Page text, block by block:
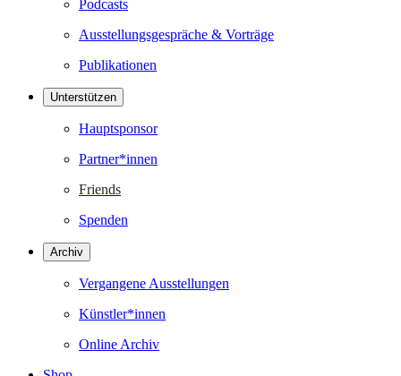
Podcasts
Ausstellungsgespräche & Vorträge
Publikationen
Unterstützen
Hauptsponsor
Partner*innen
Friends
Spenden
Archiv
Vergangene Ausstellungen
Künstler*innen
Online Archiv